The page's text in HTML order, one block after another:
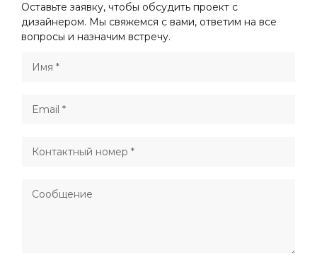
Оставьте заявку, чтобы обсудить проект с
дизайнером. Мы свяжемся с вами, ответим на все
вопросы и назначим встречу.